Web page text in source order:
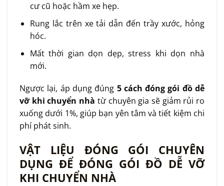
cư cũ hoặc hầm xe hẹp.
Rung lắc trên xe tải dẫn đến trầy xước, hỏng
hóc.
Mất thời gian dọn dẹp, stress khi dọn nhà
mới.
Ngược lại, áp dụng đúng 5 cách đóng gói đồ dễ
vỡ khi chuyển nhà từ chuyên gia sẽ giảm rủi ro
xuống dưới 1%, giúp bạn yên tâm và tiết kiệm chi
phí phát sinh.
VẬT LIỆU ĐÓNG GÓI CHUYÊN
DỤNG ĐỂ ĐÓNG GÓI ĐỒ DỄ VỠ
KHI CHUYỂN NHÀ